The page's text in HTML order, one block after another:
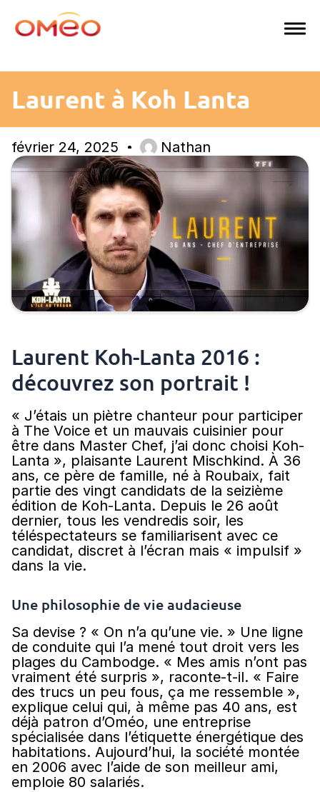
contenu
Laurent à Koh Lanta
février 24, 2025 Nathan
Laurent Koh-Lanta 2016 :
découvrez son portrait !
« J’étais un piètre chanteur pour participer
à The Voice et un mauvais cuisinier pour
être dans Master Chef, j’ai donc choisi Koh-
Lanta », plaisante Laurent Mischkind. À 36
ans, ce père de famille, né à Roubaix, fait
partie des vingt candidats de la seizième
édition de Koh-Lanta. Depuis le 26 août
dernier, tous les vendredis soir, les
téléspectateurs se familiarisent avec ce
candidat, discret à l’écran mais « impulsif »
dans la vie.
Une philosophie de vie audacieuse
Sa devise ? « On n’a qu’une vie. » Une ligne
de conduite qui l’a mené tout droit vers les
plages du Cambodge. « Mes amis n’ont pas
vraiment été surpris », raconte-t-il. « Faire
des trucs un peu fous, ça me ressemble »,
explique celui qui, à même pas 40 ans, est
déjà patron d’Oméo, une entreprise
spécialisée dans l’étiquette énergétique des
habitations. Aujourd’hui, la société montée
en 2006 avec l’aide de son meilleur ami,
emploie 80 salariés.